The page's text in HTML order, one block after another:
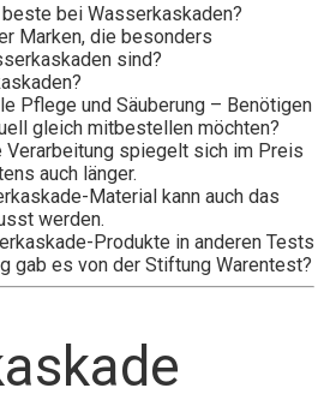
bei Wasserkaskaden?
Marken, die besonders
sind?
Pflege und Säuberung – Benötigen
gleich mitbestellen möchten?
Verarbeitung spiegelt sich im Preis
auch länger.
Material kann auch das
werden.
Produkte in anderen Tests
gab es von der Stiftung Warentest?